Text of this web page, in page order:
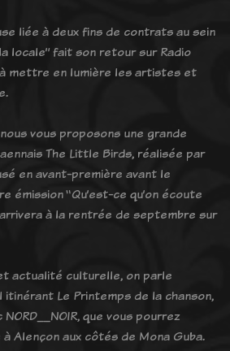
liée à deux fins de contrats au sein
locale” fait son retour sur Radio
mettre en lumière les artistes et
vous proposons une grande
The Little Birds, réalisée par
en avant-première avant le
émission “Qu’est-ce qu’on écoute
à la rentrée de septembre sur
actualité culturelle, on parle
Le Printemps de la chanson,
que vous pourrez
Alençon aux côtés de Mona Guba.